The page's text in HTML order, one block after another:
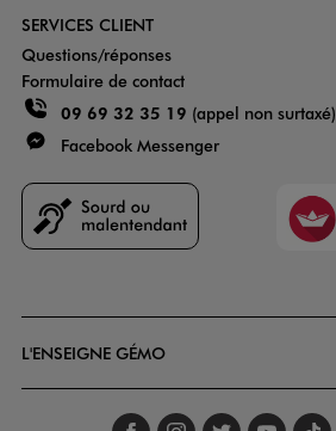
SERVICES CLIENT
Questions/réponses
Formulaire de contact
09 69 32 35 19 (appel non surtaxé)
Facebook Messenger
Faciliti
L'ENSEIGNE GÉMO